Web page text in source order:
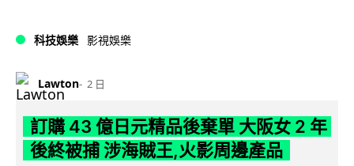
科技娛樂 影視娛樂
Lawton 2 日
訂購 43 億日元精品後棄單 大阪女 2 年
後終被捕 涉海賊王,火影周邊產品